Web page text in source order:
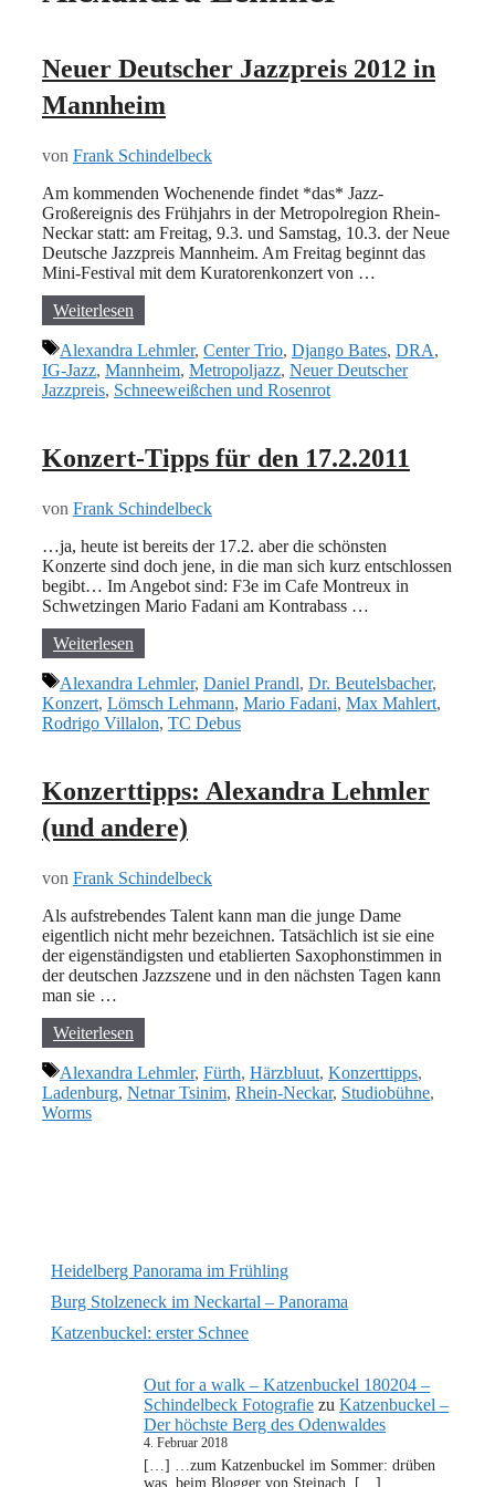
Neuer Deutscher Jazzpreis 2012 in
Mannheim
von Frank Schindelbeck
Am kommenden Wochenende findet *das* Jazz-
Großereignis des Frühjahrs in der Metropolregion Rhein-
Neckar statt: am Freitag, 9.3. und Samstag, 10.3. der Neue
Deutsche Jazzpreis Mannheim. Am Freitag beginnt das
Mini-Festival mit dem Kuratorenkonzert von …
Weiterlesen
Schlagwörter
Alexandra Lehmler, Center Trio, Django Bates, DRA,
IG-Jazz, Mannheim, Metropoljazz, Neuer Deutscher
Jazzpreis, Schneeweißchen und Rosenrot
Konzert-Tipps für den 17.2.2011
von Frank Schindelbeck
…ja, heute ist bereits der 17.2. aber die schönsten
Konzerte sind doch jene, in die man sich kurz entschlossen
begibt… Im Angebot sind: F3e im Cafe Montreux in
Schwetzingen Mario Fadani am Kontrabass …
Weiterlesen
Schlagwörter
Alexandra Lehmler, Daniel Prandl, Dr. Beutelsbacher,
Konzert, Lömsch Lehmann, Mario Fadani, Max Mahlert,
Rodrigo Villalon, TC Debus
Konzerttipps: Alexandra Lehmler
(und andere)
von Frank Schindelbeck
Als aufstrebendes Talent kann man die junge Dame
eigentlich nicht mehr bezeichnen. Tatsächlich ist sie eine
der eigenständigsten und etablierten Saxophonstimmen in
der deutschen Jazzszene und in den nächsten Tagen kann
man sie …
Weiterlesen
Schlagwörter
Alexandra Lehmler, Fürth, Härzbluut, Konzerttipps,
Ladenburg, Netnar Tsinim, Rhein-Neckar, Studiobühne,
Worms
Heidelberg Panorama im Frühling
Burg Stolzeneck im Neckartal – Panorama
Katzenbuckel: erster Schnee
Out for a walk – Katzenbuckel 180204 –
Schindelbeck Fotografie zu Katzenbuckel –
Der höchste Berg des Odenwaldes
4. Februar 2018
[…] …zum Katzenbuckel im Sommer: drüben
was, beim Blogger von Steinach. […]